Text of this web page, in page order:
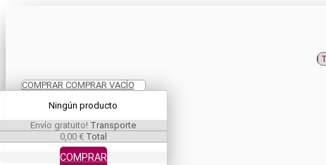
COMPRAR COMPRAR VACÍO
Ningún producto
Envío gratuito! Transporte
0,00 € Total
COMPRAR